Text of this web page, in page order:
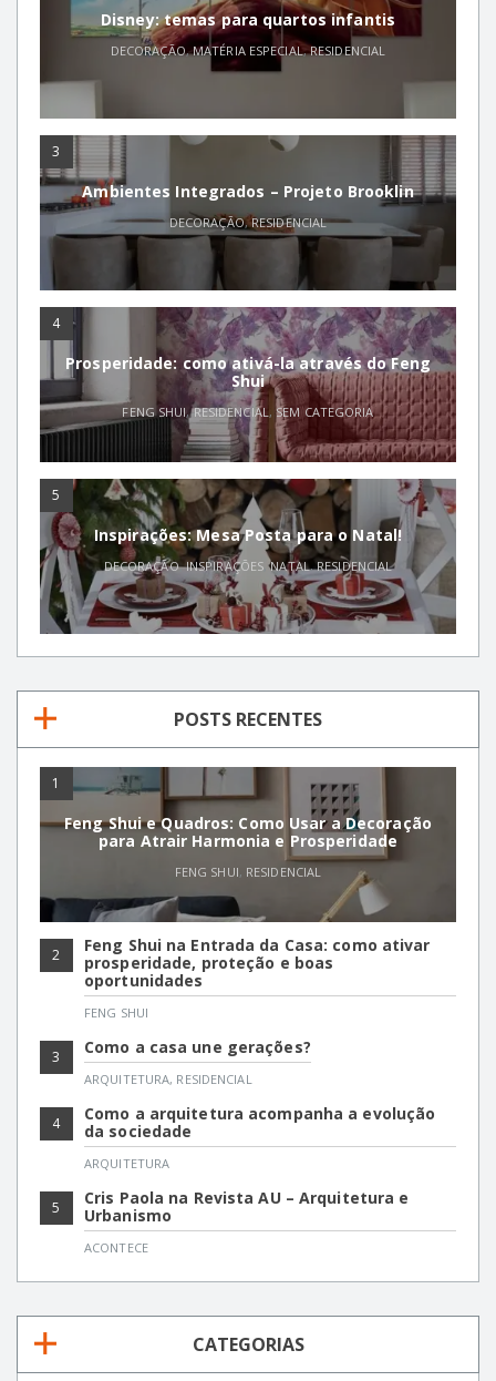
Disney: temas para quartos infantis
DECORAÇÃO,MATÉRIA ESPECIAL,RESIDENCIAL
3
Ambientes Integrados – Projeto Brooklin
DECORAÇÃO,RESIDENCIAL
4
Prosperidade: como ativá-la através do Feng
Shui
FENG SHUI,RESIDENCIAL ,SEM CATEGORIA
5
Inspirações: Mesa Posta para o Natal!
DECORAÇÃO,INSPIRAÇÕES ,NATAL,RESIDENCIAL
POSTS RECENTES
1
Feng Shui e Quadros: Como Usar a Decoração
para Atrair Harmonia e Prosperidade
FENG SHUI, RESIDENCIAL
2
Feng Shui na Entrada da Casa: como ativar
prosperidade, proteção e boas
oportunidades
FENG SHUI
3 Como a casa une gerações?
ARQUITETURA, RESIDENCIAL
4
Como a arquitetura acompanha a evolução
da sociedade
ARQUITETURA
5
Cris Paola na Revista AU – Arquitetura e
Urbanismo
ACONTECE
CATEGORIAS